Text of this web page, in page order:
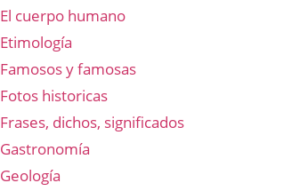
El cuerpo humano
Etimología
Famosos y famosas
Fotos historicas
Frases, dichos, significados
Gastronomía
Geología